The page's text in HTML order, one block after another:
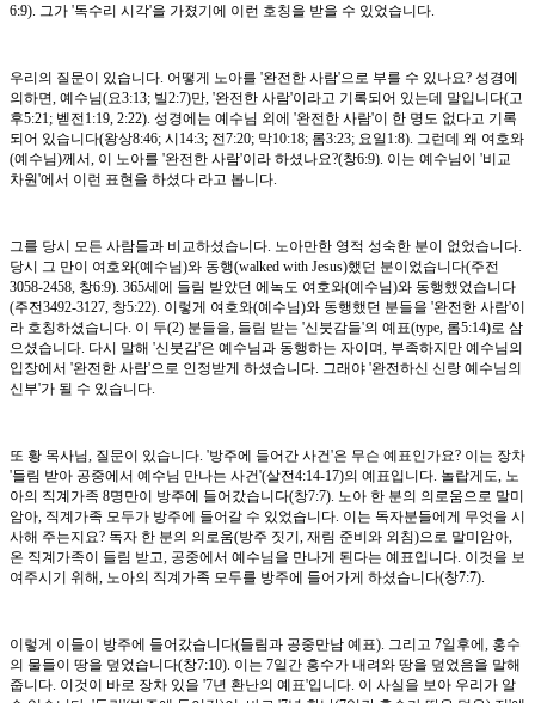
6:9). 그가 '독수리 시각'을 가졌기에 이런 호칭을 받을 수 있었습니다.
우리의 질문이 있습니다. 어떻게 노아를 '완전한 사람'으로 부를 수 있나요? 성경에
의하면, 예수님(요3:13; 빌2:7)만, '완전한 사람'이라고 기록되어 있는데 말입니다(고
후5:21; 벧전1:19, 2:22). 성경에는 예수님 외에 '완전한 사람'이 한 명도 없다고 기록
되어 있습니다(왕상8:46; 시14:3; 전7:20; 막10:18; 롬3:23; 요일1:8). 그런데 왜 여호와
(예수님)께서, 이 노아를 '완전한 사람'이라 하셨나요?(창6:9). 이는 예수님이 '비교
차원'에서 이런 표현을 하셨다 라고 봅니다.
그를 당시 모든 사람들과 비교하셨습니다. 노아만한 영적 성숙한 분이 없었습니다.
당시 그 만이 여호와(예수님)와 동행(walked with Jesus)했던 분이었습니다(주전
3058-2458, 창6:9). 365세에 들림 받았던 에녹도 여호와(예수님)와 동행했었습니다
(주전3492-3127, 창5:22). 이렇게 여호와(예수님)와 동행했던 분들을 '완전한 사람'이
라 호칭하셨습니다. 이 두(2) 분들을, 들림 받는 '신붓감들'의 예표(type, 롬5:14)로 삼
으셨습니다. 다시 말해 '신붓감'은 예수님과 동행하는 자이며, 부족하지만 예수님의
입장에서 '완전한 사람'으로 인정받게 하셨습니다. 그래야 '완전하신 신랑 예수님의
신부'가 될 수 있습니다.
또 황 목사님, 질문이 있습니다. '방주에 들어간 사건'은 무슨 예표인가요? 이는 장차
'들림 받아 공중에서 예수님 만나는 사건'(살전4:14-17)의 예표입니다. 놀랍게도, 노
아의 직계가족 8명만이 방주에 들어갔습니다(창7:7). 노아 한 분의 의로움으로 말미
암아, 직계가족 모두가 방주에 들어갈 수 있었습니다. 이는 독자분들에게 무엇을 시
사해 주는지요? 독자 한 분의 의로움(방주 짓기, 재림 준비와 외침)으로 말미암아,
온 직계가족이 들림 받고, 공중에서 예수님을 만나게 된다는 예표입니다. 이것을 보
여주시기 위해, 노아의 직계가족 모두를 방주에 들어가게 하셨습니다(창7:7).
이렇게 이들이 방주에 들어갔습니다(들림과 공중만남 예표). 그리고 7일후에, 홍수
의 물들이 땅을 덮었습니다(창7:10). 이는 7일간 홍수가 내려와 땅을 덮었음을 말해
줍니다. 이것이 바로 장차 있을 '7년 환난의 예표'입니다. 이 사실을 보아 우리가 알